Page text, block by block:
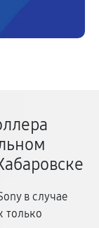
в случае
только